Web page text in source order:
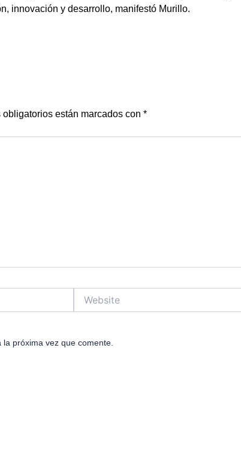
innovación y desarrollo, manifestó Murillo.
obligatorios están marcados con *
próxima vez que comente.